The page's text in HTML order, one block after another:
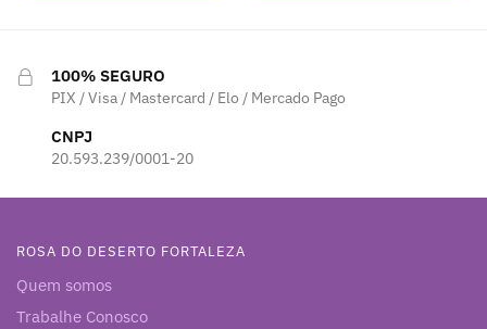
100% SEGURO
PIX / Visa / Mastercard / Elo / Mercado Pago
CNPJ
20.593.239/0001-20
ROSA DO DESERTO FORTALEZA
Quem somos
Trabalhe Conosco